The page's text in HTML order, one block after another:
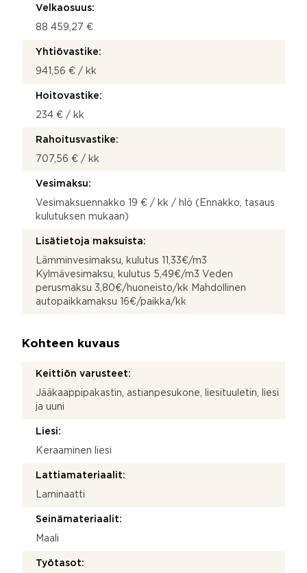
Velkaosuus:
88 459,27 €
Yhtiövastike:
941,56 € / kk
Hoitovastike:
234 € / kk
Rahoitusvastike:
707,56 € / kk
Vesimaksu:
Vesimaksuennakko 19 € / kk / hlö (Ennakko, tasaus
kulutuksen mukaan)
Lisätietoja maksuista:
Lämminvesimaksu, kulutus 11,33€/m3
Kylmävesimaksu, kulutus 5,49€/m3 Veden
perusmaksu 3,80€/huoneisto/kk Mahdollinen
autopaikkamaksu 16€/paikka/kk
Kohteen kuvaus
Keittiön varusteet:
Jääkaappipakastin, astianpesukone, liesituuletin, liesi
ja uuni
Liesi:
Keraaminen liesi
Lattiamateriaalit:
Laminaatti
Seinämateriaalit:
Maali
Työtasot: